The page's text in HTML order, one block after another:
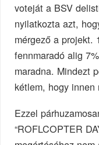
voteját a BSV
nyilatkozta azt,
mérgező a projekt.
fennmaradó alig
maradna. Mindezt
kétlem, hogy
Ezzel
“ROFLCOPTER